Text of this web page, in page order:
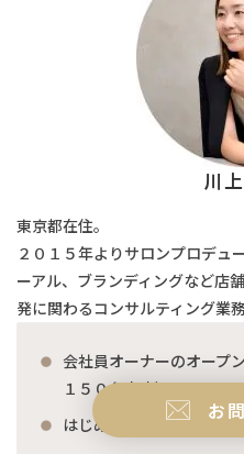
川
東京都在住。
２０１５年よりサロンプロデュ
ーアル、ブランディングなど店
発に関わるコンサルティング業
会社員オーナーのオープ
１５０名来店）
はじめての経営で１年目
お